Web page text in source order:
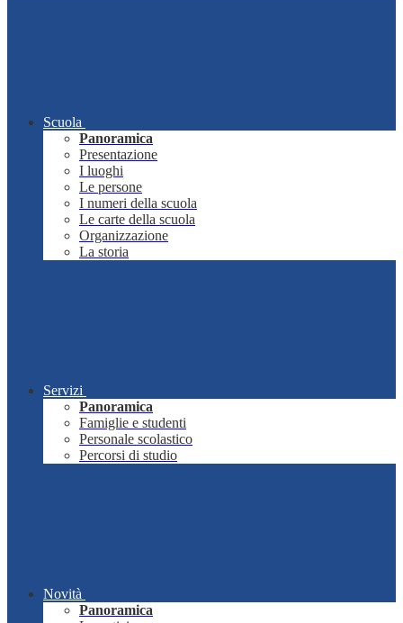
Scuola
Panoramica
Presentazione
I luoghi
Le persone
I numeri della scuola
Le carte della scuola
Organizzazione
La storia
Servizi
Panoramica
Famiglie e studenti
Personale scolastico
Percorsi di studio
Novità
Panoramica